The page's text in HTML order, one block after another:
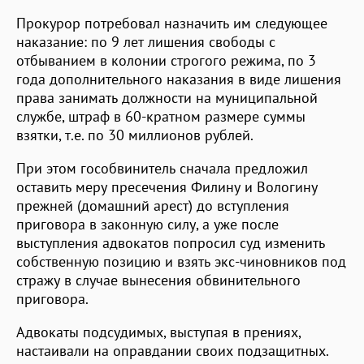
Прокурор потребовал назначить им следующее
наказание: по 9 лет лишения свободы с
отбыванием в колонии строгого режима, по 3
года дополнительного наказания в виде лишения
права занимать должности на муниципальной
службе, штраф в 60-кратном размере суммы
взятки, т.е. по 30 миллионов рублей.
При этом гособвинитель сначала предложил
оставить меру пресечения Филину и Вологину
прежней (домашний арест) до вступления
приговора в законную силу, а уже после
выступления адвокатов попросил суд изменить
собственную позицию и взять экс-чиновников под
стражу в случае вынесения обвинительного
приговора.
Адвокаты подсудимых, выступая в прениях,
настаивали на оправдании своих подзащитных.